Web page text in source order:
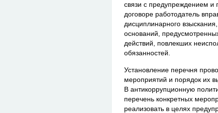
связи с предупреждением и
договоре работодатель
дисциплинарного
оснований,
действий, повлекших
обязанностей.
Установление перечня
мероприятий и порядок их
В антикоррупционную
перечень конкретных
реализовать в целях